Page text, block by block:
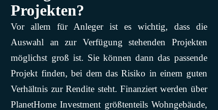
Projekten?
Vor allem für Anleger ist es wichtig, dass die
Auswahl an zur Verfügung stehenden Projekten
möglichst groß ist. Sie können dann das passende
Projekt finden, bei dem das Risiko in einem guten
Verhältnis zur Rendite steht. Finanziert werden über
PlanetHome Investment größtenteils Wohngebäude,